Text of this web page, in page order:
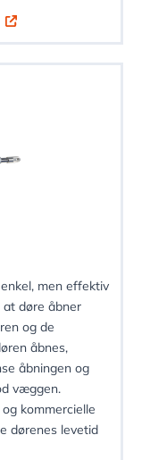
men effektiv
at døre åbner
og de
åbnes,
åbningen og
væggen.
kommercielle
dørenes levetid